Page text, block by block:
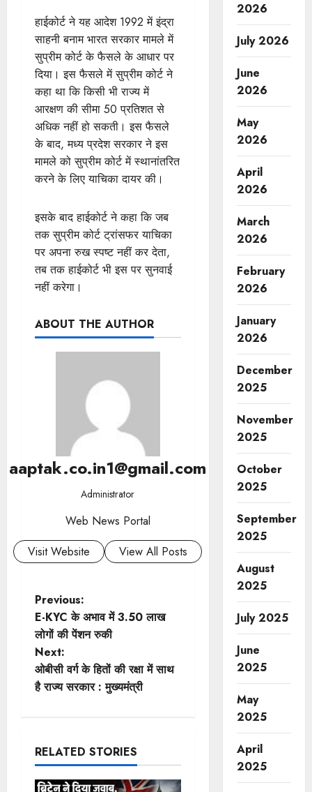
हाईकोर्ट ने यह आदेश 1992 में इंद्रा
साहनी बनाम भारत सरकार मामले में
सुप्रीम कोर्ट के फैसले के आधार पर
दिया। इस फैसले में सुप्रीम कोर्ट ने
कहा था कि किसी भी राज्य में
आरक्षण की सीमा 50 प्रतिशत से
अधिक नहीं हो सकती। इस फैसले
के बाद, मध्य प्रदेश सरकार ने इस
मामले को सुप्रीम कोर्ट में स्थानांतरित
करने के लिए याचिका दायर की।
इसके बाद हाईकोर्ट ने कहा कि जब
तक सुप्रीम कोर्ट ट्रांसफर याचिका
पर अपना रुख स्पष्ट नहीं कर देता,
तब तक हाईकोर्ट भी इस पर सुनवाई
नहीं करेगा।
ABOUT THE AUTHOR
aaptak.co.in1@gmail.com
Administrator
Web News Portal
Visit Website
View All Posts
P
o
s
t
a
v
Previous:
E-KYC के अभाव में 3.50 लाख
लोगों की पेंशन रुकी
Next:
ओबीसी वर्ग के हितों की रक्षा में साथ
है राज्य सरकार : मुख्यमंत्री
RELATED STORIES
2026
July 2026
June
2026
May
2026
April
2026
March
2026
February
2026
January
2026
December
2025
November
2025
October
2025
September
2025
August
2025
July 2025
June
2025
May
2025
April
2025